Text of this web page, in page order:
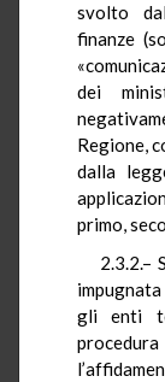
svolto
finanze
dei
Regione,
dalla
primo,
2.3.2.–
gli enti